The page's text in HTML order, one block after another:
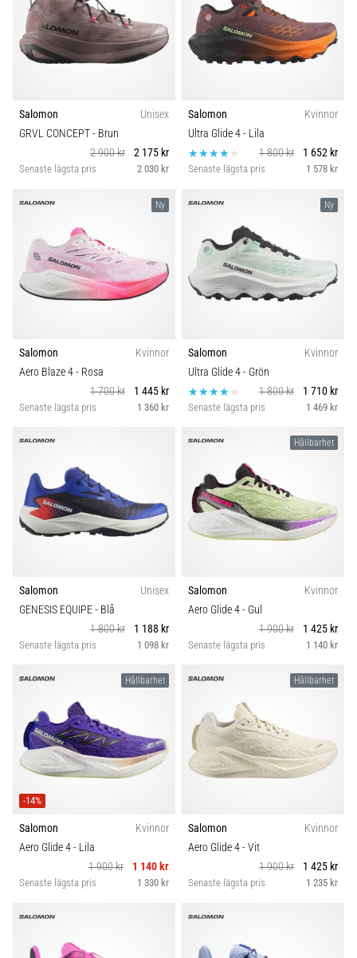
Salomon
Unisex
GRVL CONCEPT- Brun
2 900 kr
2 175 kr
Senaste lägsta pris 2 030 kr
Salomon
Kvinnor
Ultra Glide 4- Lila
1 800 kr
1 652 kr
Senaste lägsta pris 1 578 kr
Ny
Salomon
Kvinnor
Aero Blaze 4- Rosa
1 700 kr
1 445 kr
Senaste lägsta pris 1 360 kr
Ny
Salomon
Kvinnor
Ultra Glide 4- Grön
1 800 kr
1 710 kr
Senaste lägsta pris 1 469 kr
Salomon
Unisex
GENESIS EQUIPE- Blå
1 800 kr
1 188 kr
Senaste lägsta pris 1 098 kr
Hållbarhet
Salomon
Kvinnor
Aero Glide 4- Gul
1 900 kr
1 425 kr
Senaste lägsta pris 1 140 kr
Hållbarhet
-14%
Salomon
Kvinnor
Aero Glide 4- Lila
1 900 kr
1 140 kr
Senaste lägsta pris 1 330 kr
Hållbarhet
Salomon
Kvinnor
Aero Glide 4- Vit
1 900 kr
1 425 kr
Senaste lägsta pris 1 235 kr